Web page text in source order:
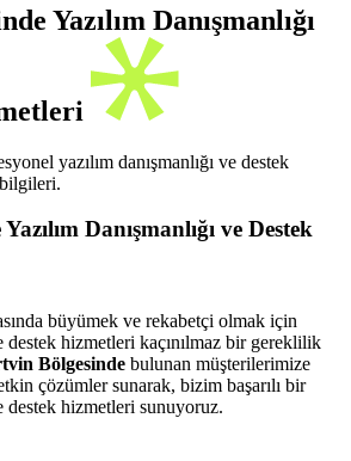
Yazılım Danışmanlığı
yazılım danışmanlığı ve destek
Danışmanlığı ve Destek
büyümek ve rekabetçi olmak için
destek hizmetleri kaçınılmaz bir gereklilik
Bölgesinde bulunan müşterilerimize
çözümler sunarak, bizim başarılı bir
destek hizmetleri sunuyoruz.